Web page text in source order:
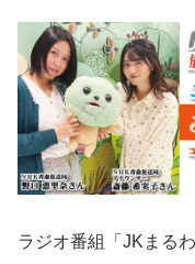
ラジオ番組「JKまる